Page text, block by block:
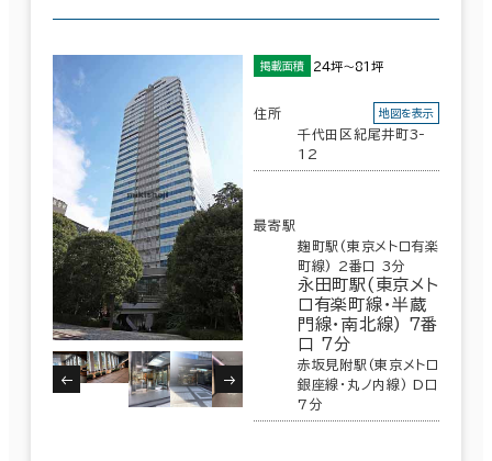
掲載面積 24坪～81坪
住所
千代田区紀尾井町3-
12
地図を表示
最寄駅
麹町駅(東京メトロ有楽
町線) 2番口 3分
永田町駅(東京メト
ロ有楽町線･半蔵
門線･南北線) 7番
口 7分
赤坂見附駅(東京メトロ
銀座線･丸ノ内線) D口
7分